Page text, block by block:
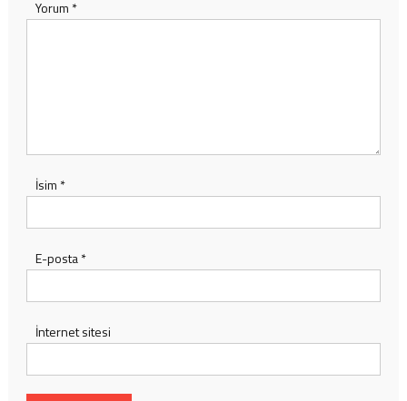
Yorum *
İsim *
E-posta*
İnternet sitesi